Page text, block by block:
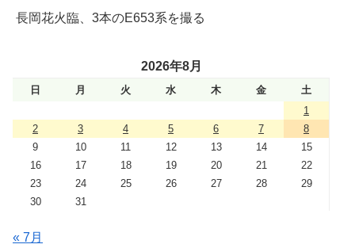
長岡花火臨、3本のE653系を撮る
2026年8月
日 月 火 水 木 金
土
1
2
3 4 5 6 7
8
9
10 11 12 13 14
15
16
17 18 19 20 21
22
23
24 25 26 27 28
29
30
31
« 7月